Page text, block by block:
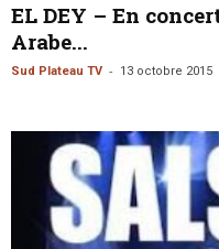
EL DEY – En
Arabe...
Sud Plateau TV - 13 octobre 2015